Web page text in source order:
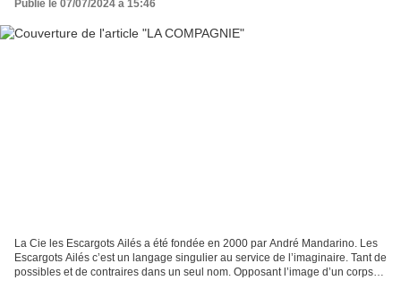
Publié le 07/07/2024 à 15:46
La Cie les Escargots Ailés a été fondée en 2000 par André Mandarino. Les
Escargots Ailés c’est un langage singulier au service de l’imaginaire. Tant de
possibles et de contraires dans un seul nom. Opposant l’image d’un corps